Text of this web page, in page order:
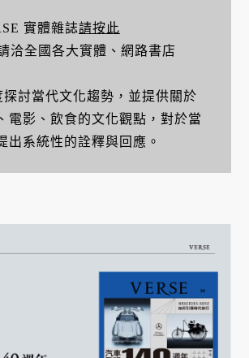
實體雜誌請按此
洽全國各大實體、網路書店
探討當代文化趨勢，並提供關於
電影、飲食的文化觀點，對於當
出系統性的詮釋與回應。